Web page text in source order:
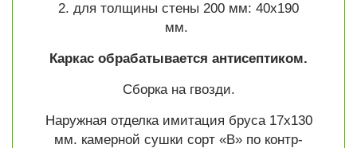
2. для толщины стены 200 мм: 40х190
мм.
Каркас обрабатывается антисептиком.
Сборка на гвозди.
Наружная отделка имитация бруса 17х130
мм. камерной сушки сорт «В» по контр-